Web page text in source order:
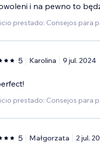
i na pewno to
prestado: Consejos para
5 Karolina 9 jul. 2024
prestado: Consejos para
5 Małgorzata 2 jul.